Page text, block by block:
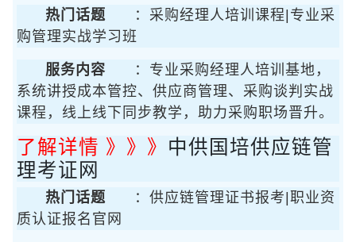
热门话题
：采购经理人培训课程|专业采
购管理实战学习班
服务内容
：专业采购经理人培训基地，
系统讲授成本管控、供应商管理、采购谈判实战
课程，线上线下同步教学，助力采购职场晋升。
了解详情 》》》 中供国培供应链管
理考证网
热门话题
：供应链管理证书报考|职业资
质认证报名官网